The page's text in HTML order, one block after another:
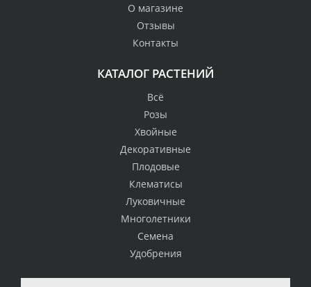
О магазине
Отзывы
Контакты
КАТАЛОГ РАСТЕНИЙ
Всё
Розы
Хвойные
Декоративные
Плодовые
Клематисы
Луковичные
Многолетники
Семена
Удобрения